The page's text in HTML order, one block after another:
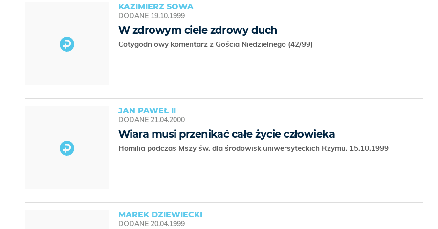
KAZIMIERZ SOWA
DODANE 19.10.1999
W zdrowym ciele zdrowy duch
Cotygodniowy komentarz z Gościa Niedzielnego (42/99)
JAN PAWEŁ II
DODANE 21.04.2000
Wiara musi przenikać całe życie człowieka
Homilia podczas Mszy św. dla środowisk uniwersyteckich Rzymu. 15.10.1999
MAREK DZIEWIECKI
DODANE 20.04.1999